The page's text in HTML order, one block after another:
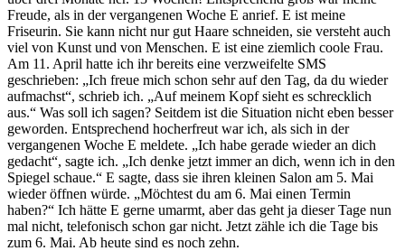
Freude, als in der vergangenen Woche E anrief. E ist meine
Friseurin. Sie kann nicht nur gut Haare schneiden, sie versteht auch
viel von Kunst und von Menschen. E ist eine ziemlich coole Frau.
Am 11. April hatte ich ihr bereits eine verzweifelte SMS
geschrieben: „Ich freue mich schon sehr auf den Tag, da du wieder
aufmachst“, schrieb ich. „Auf meinem Kopf sieht es schrecklich
aus.“ Was soll ich sagen? Seitdem ist die Situation nicht eben besser
geworden. Entsprechend hocherfreut war ich, als sich in der
vergangenen Woche E meldete. „Ich habe gerade wieder an dich
gedacht“, sagte ich. „Ich denke jetzt immer an dich, wenn ich in den
Spiegel schaue.“ E sagte, dass sie ihren kleinen Salon am 5. Mai
wieder öffnen würde. „Möchtest du am 6. Mai einen Termin
haben?“ Ich hätte E gerne umarmt, aber das geht ja dieser Tage nun
mal nicht, telefonisch schon gar nicht. Jetzt zähle ich die Tage bis
zum 6. Mai. Ab heute sind es noch zehn.